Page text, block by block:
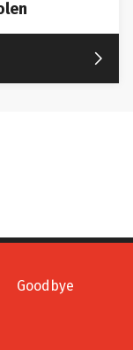

Goodbye